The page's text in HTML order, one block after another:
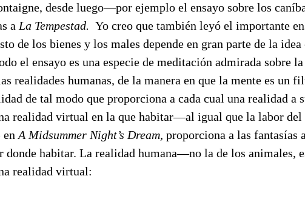
desde luego—por ejemplo el ensayo sobre los
a La Tempestad. Yo creo que también leyó el importante
de los bienes y los males depende en gran parte de la idea
el ensayo es una especie de meditación admirada sobre la
realidades humanas, de la manera en que la mente es un
de tal modo que proporciona a cada cual una realidad a
realidad virtual en la que habitar—al igual que la labor del
en A Midsummer Night’s Dream, proporciona a las fantasías
donde habitar. La realidad humana—no la de los animales,
realidad virtual: